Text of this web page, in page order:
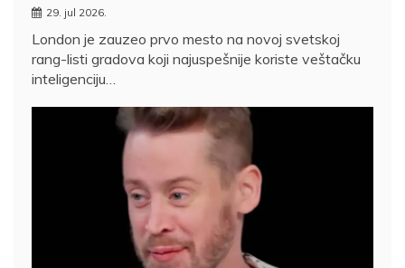
29. jul 2026.
London je zauzeo prvo mesto na novoj svetskoj
rang-listi gradova koji najuspešnije koriste veštačku
inteligenciju…